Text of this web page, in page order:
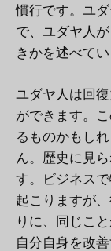
慣行です。ユ
で、ユダヤ人
きかを述べてい
ユダヤ人は回
ができます。
るものかもし
ん。歴史に見
す。ビジネス
起こりますが
りに、同じこ
自分自身を改